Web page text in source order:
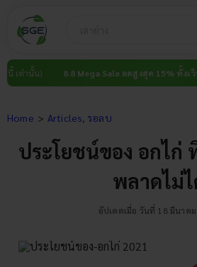
content
8.8 Mega Sale ลดสูงสุด 15% ทั้งเว็บ ไม่มีขั้นต่ำ
Home Articles รอลบ
ประโยชน์ของ อกไก่
พลาดไม่
อัปเดตเมื่อ วันที่ 18 มีนาค